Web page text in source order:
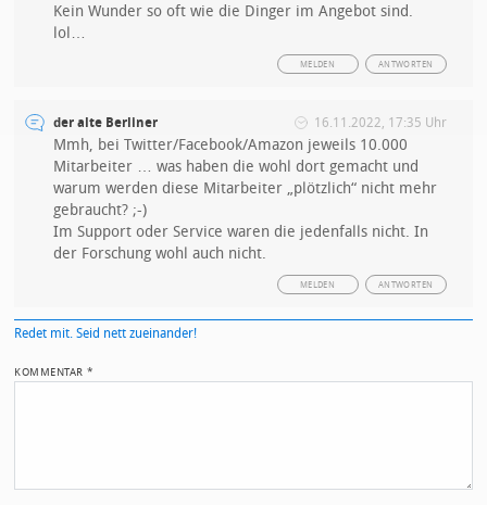
Kein Wunder so oft wie die Dinger im Angebot sind.
lol…
ANTWORTEN
MELDEN
der alte Berliner 16.11.2022, 17:35 Uhr
Mmh, bei Twitter/Facebook/Amazon jeweils 10.000
Mitarbeiter … was haben die wohl dort gemacht und
warum werden diese Mitarbeiter „plötzlich“ nicht mehr
gebraucht? ;-)
Im Support oder Service waren die jedenfalls nicht. In
der Forschung wohl auch nicht.
ANTWORTEN
MELDEN
Redet mit. Seid nett zueinander!
KOMMENTAR*